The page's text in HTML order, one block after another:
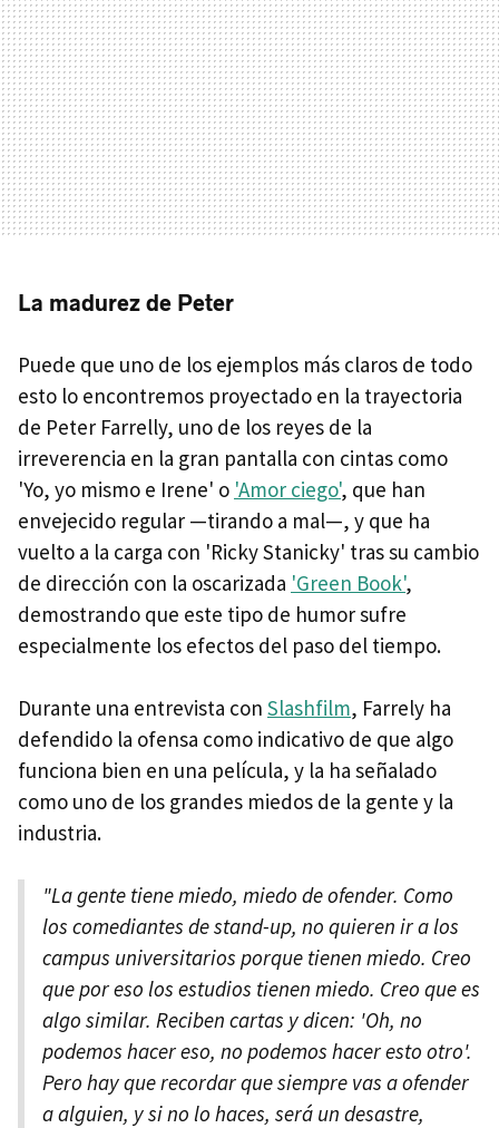
La madurez de Peter
Puede que uno de los ejemplos más claros de todo
esto lo encontremos proyectado en la trayectoria
de Peter Farrelly, uno de los reyes de la
irreverencia en la gran pantalla con cintas como
'Yo, yo mismo e Irene' o 'Amor ciego', que han
envejecido regular —tirando a mal—, y que ha
vuelto a la carga con 'Ricky Stanicky' tras su cambio
de dirección con la oscarizada 'Green Book',
demostrando que este tipo de humor sufre
especialmente los efectos del paso del tiempo.
Durante una entrevista con Slashfilm, Farrely ha
defendido la ofensa como indicativo de que algo
funciona bien en una película, y la ha señalado
como uno de los grandes miedos de la gente y la
industria.
"La gente tiene miedo, miedo de ofender. Como
los comediantes de stand-up, no quieren ir a los
campus universitarios porque tienen miedo. Creo
que por eso los estudios tienen miedo. Creo que es
algo similar. Reciben cartas y dicen: 'Oh, no
podemos hacer eso, no podemos hacer esto otro'.
Pero hay que recordar que siempre vas a ofender
a alguien, y si no lo haces, será un desastre,